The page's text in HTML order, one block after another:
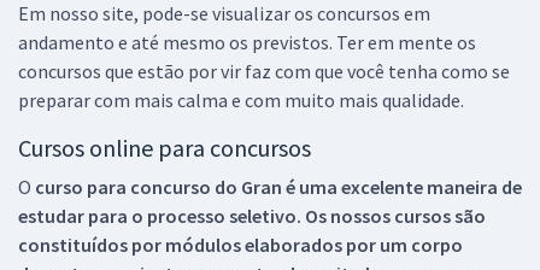
Em nosso site, pode-se visualizar os concursos em
andamento e até mesmo os previstos. Ter em mente os
concursos que estão por vir faz com que você tenha como se
preparar com mais calma e com muito mais qualidade.
Cursos online para concursos
O curso para concurso do Gran é uma excelente maneira de
estudar para o processo seletivo. Os nossos cursos são
constituídos por módulos elaborados por um corpo